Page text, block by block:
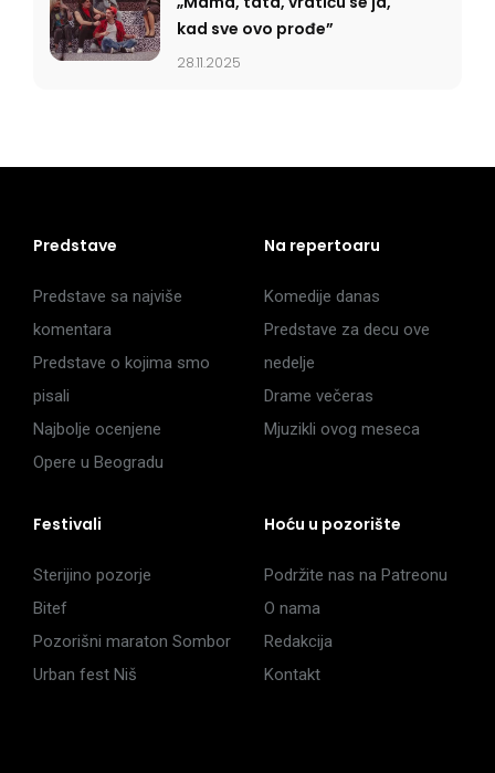
kad sve ovo prođe”
28.11.2025
Predstave
Predstave sa najviše
komentara
Predstave o kojima smo
pisali
Najbolje ocenjene
Opere u Beogradu
Na repertoaru
Komedije danas
Predstave za decu ove
nedelje
Drame večeras
Mjuzikli ovog meseca
Festivali
Sterijino pozorje
Bitef
Pozorišni maraton Sombor
Urban fest Niš
Hoću u pozorište
Podržite nas na Patreonu
O nama
Redakcija
Kontakt